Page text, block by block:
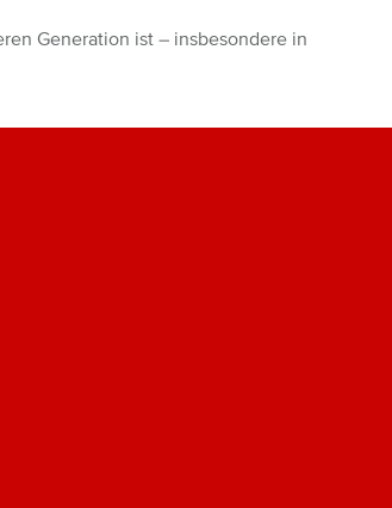
Generation ist – insbesondere in